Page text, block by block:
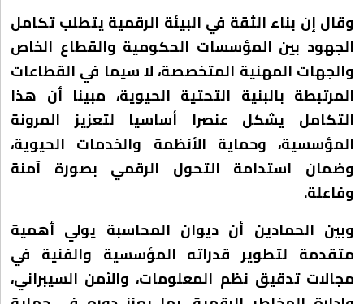
وقال إن بناء الثقة في البيئة الرقمية يتطلب تكامل
الجهود بين المؤسسات الحكومية والقطاع الخاص
والجهات المهنية المتخصصة، لا سيما في القطاعات
المرتبطة بالبنية التحتية الحيوية، مبينا أن هذا
التكامل يشكل عنصرا أساسيا لتعزيز المرونة
المؤسسية، وحماية الأنظمة والخدمات الحيوية،
وضمان استدامة التحول الرقمي بصورة آمنة
وفاعلة.
وبين الحمادين أن ديوان المحاسبة يولي أهمية
متقدمة لتطوير قدراته المؤسسية والفنية في
مجالات تدقيق نظم المعلومات، والأمن السيبراني،